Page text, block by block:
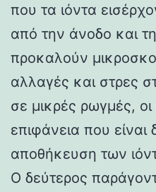
που τα ιόντα
από την άνοδο και
προκαλούν
αλλαγές και στρες
σε μικρές ρωγμές,
επιφάνεια που είναι
αποθήκευση των
Ο δεύτερος